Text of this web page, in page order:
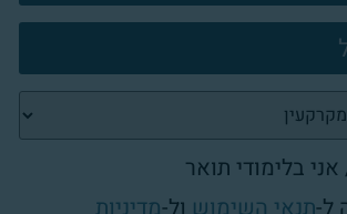
בלימודי תואר